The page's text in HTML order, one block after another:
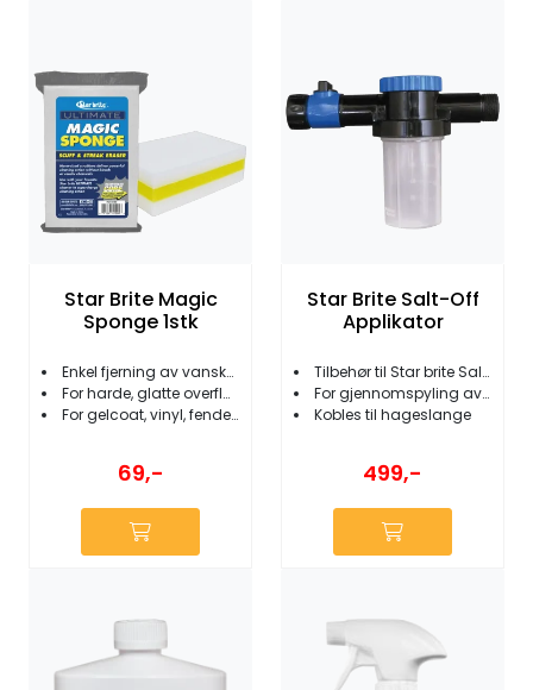
Star Brite Magic
Sponge 1stk
Enkel fjerning av vanskelige flekker
For harde, glatte overflater
For gelcoat, vinyl, fendere etc.
69,-
Star Brite Salt-Off
Applikator
Tilbehør til Star brite Salt Off
For gjennomspyling av motor
Kobles til hageslange
499,-